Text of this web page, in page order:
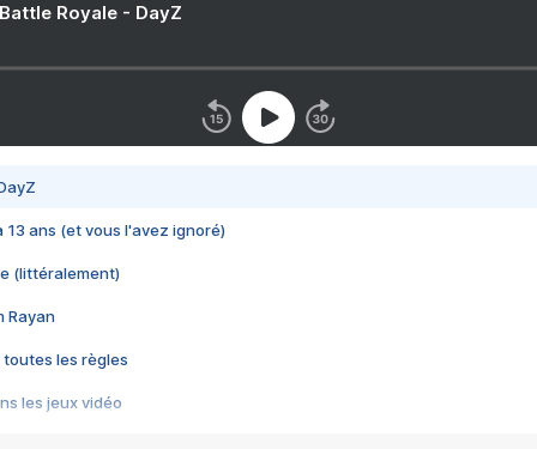
Royale - DayZ
13 ans (et vous l'avez ignoré)
(littéralement)
Rayan
toutes les règles
les jeux vidéo